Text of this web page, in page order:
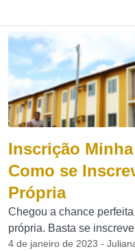
Inscrição
Como se
Própria
Chegou a chance
própria. Basta se
4 de janeiro de 2023 -